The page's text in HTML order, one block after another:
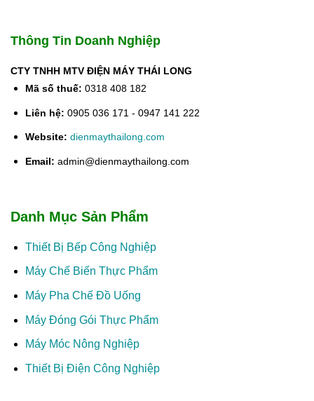
Thông Tin Doanh Nghiệp
CTY TNHH MTV ĐIỆN MÁY THÁI LONG
Mã số thuế: 0318 408 182
Liên hệ: 0905 036 171 - 0947 141 222
Website: dienmaythailong.com
Email: admin@dienmaythailong.com
Danh Mục Sản Phẩm
Thiết Bị Bếp Công Nghiệp
Máy Chế Biến Thực Phẩm
Máy Pha Chế Đồ Uống
Máy Đóng Gói Thực Phẩm
Máy Móc Nông Nghiệp
Thiết Bị Điện Công Nghiệp